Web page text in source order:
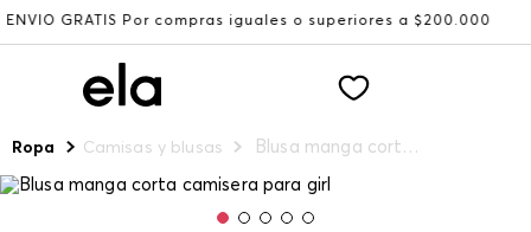
Por compras iguales o superiores a $200.000
Ropa Camisas y blusas Blusa manga corta camisera para girl